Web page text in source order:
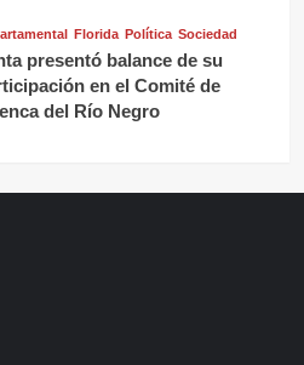
Florida Política Sociedad
presentó balance de su
en el Comité de
del Río Negro